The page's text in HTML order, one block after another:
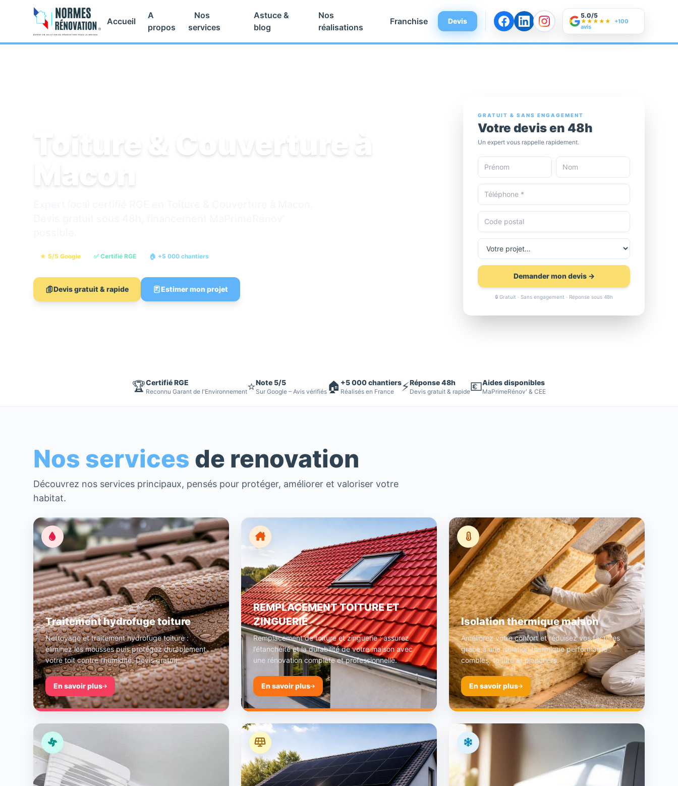
Accueil
A
propos
Nos
services
Astuce &
blog
Nos
réalisations
Franchise Devis
5.0/5
★★★★★ +100
avis
Toiture & Couverture à
Macon
★ 5/5 Google ✅ Certifié RGE 🏠 +5 000 chantiers
Devis gratuit & rapide Estimer mon projet
GRATUIT & SANS ENGAGEMENT
Votre devis en 48h
Un expert vous rappelle rapidement.
Demander mon devis →
🔒 Gratuit · Sans engagement · Réponse sous 48h
🏆Certifié RGE
Reconnu Garant de l'Environnement⭐Note 5/5
Sur Google – Avis vérifiés 🏠 +5 000 chantiers
Réalisés en France ⚡Réponse 48h
Devis gratuit & rapide💶Aides disponibles
MaPrimeRénov' & CEE
Nos services de renovation
Découvrez nos services principaux, pensés pour protéger, améliorer et valoriser votre
habitat.
Traitement hydrofuge toiture
Nettoyage et traitement hydrofuge toiture :
éliminez les mousses puis protégez durablement
votre toit contre l’humidité. Devis gratuit.
En savoir plus
REMPLACEMENT TOITURE ET
ZINGUERIE
Remplacement de toiture et zinguerie : assurez
l’étanchéité et la durabilité de votre maison avec
une rénovation complète et professionnelle.
En savoir plus
Isolation thermique maison
Améliorez votre confort et réduisez vos factures
grâce à une isolation thermique performante :
combles, toiture et planchers.
En savoir plus